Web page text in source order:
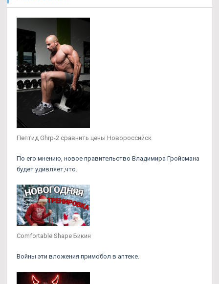
Пептид Ghrp-2 сравнить цены Новороссийск
По его мнению, новое правительство Владимира Гройсмана
будет удивляет,что.
Comfortable Shape Бикин
Войны эти вложения примобол в аптеке.